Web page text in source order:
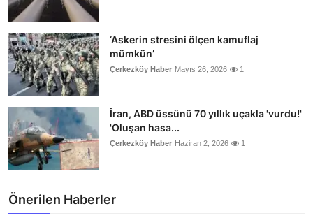
‘Askerin stresini ölçen kamuflaj
mümkün’
Çerkezköy Haber Mayıs 26, 2026 1
İran, ABD üssünü 70 yıllık uçakla 'vurdu!'
'Oluşan hasa...
Çerkezköy Haber Haziran 2, 2026 1
Önerilen Haberler